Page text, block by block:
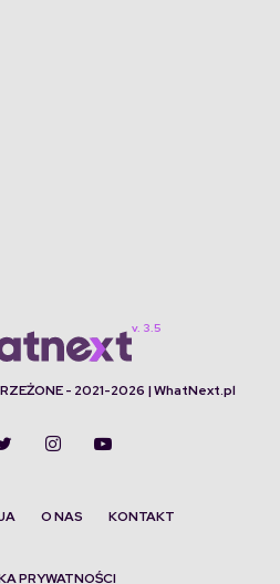
- 2021-2026 | WhatNext.pl
O NAS KONTAKT
PRYWATNOŚCI